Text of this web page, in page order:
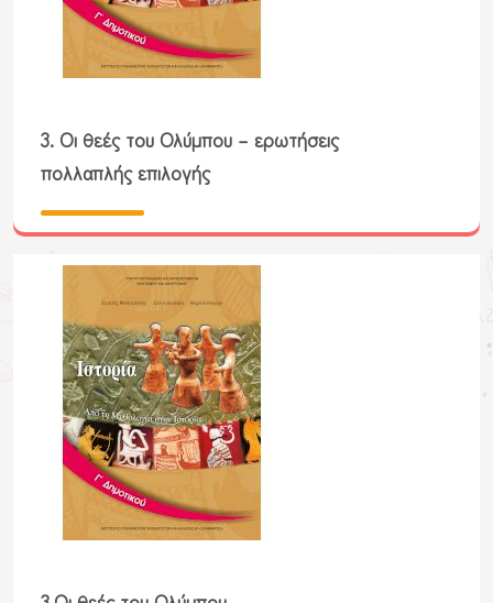
3. Οι θεές του Ολύμπου – ερωτήσεις
πολλαπλής επιλογής